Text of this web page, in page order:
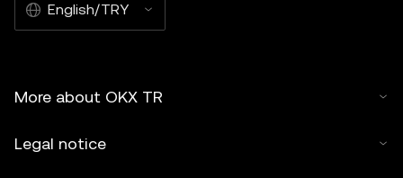
English/TRY
More about OKX TR
Legal notice